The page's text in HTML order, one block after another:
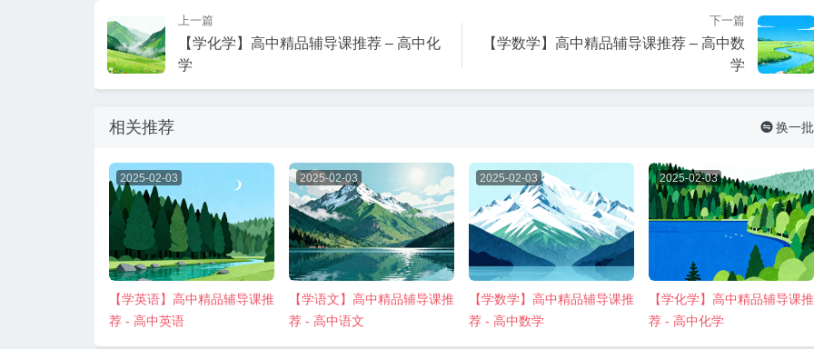
上一篇
【学化学】高中精品辅导课推荐 – 高中化
学
下一篇
【学数学】高中精品辅导课推荐 – 高中数
学
相关推荐  换一批
2025-02-03
【学英语】高中精品辅导课推
荐 - 高中英语
2025-02-03
【学语文】高中精品辅导课推
荐 - 高中语文
2025-02-03
【学数学】高中精品辅导课推
荐 - 高中数学
2025-02-03
【学化学】高中精品辅导课推
荐 - 高中化学